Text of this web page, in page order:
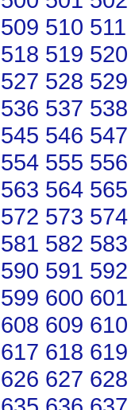
509 510 511
518 519 520
527 528 529
536 537 538
545 546 547
554 555 556
563 564 565
572 573 574
581 582 583
590 591 592
599 600 601
608 609 610
617 618 619
626 627 628